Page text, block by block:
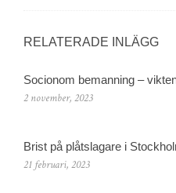
RELATERADE INLÄGG
Socionom bemanning –
2 november, 2023
Brist på plåtslagare i
21 februari, 2023